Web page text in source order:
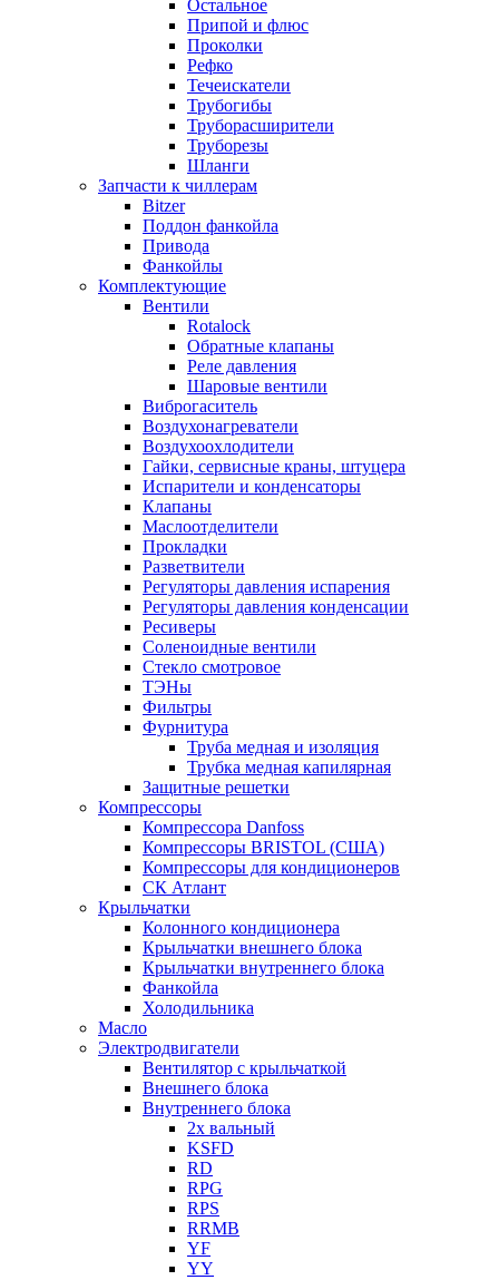
Остальное
Припой и флюс
Проколки
Рефко
Течеискатели
Трубогибы
Труборасширители
Труборезы
Шланги
Запчасти к чиллерам
Bitzer
Поддон фанкойла
Привода
Фанкойлы
Комплектующие
Вентили
Rotalock
Обратные клапаны
Реле давления
Шаровые вентили
Виброгаситель
Воздухонагреватели
Воздухоохлодители
Гайки, сервисные краны, штуцера
Испарители и конденсаторы
Клапаны
Маслоотделители
Прокладки
Разветвители
Регуляторы давления испарения
Регуляторы давления конденсации
Ресиверы
Соленоидные вентили
Стекло смотровое
ТЭНы
Фильтры
Фурнитура
Труба медная и изоляция
Трубка медная капилярная
Защитные решетки
Компрессоры
Компрессора Danfoss
Компрессоры BRISTOL (США)
Компрессоры для кондиционеров
СК Атлант
Крыльчатки
Колонного кондиционера
Крыльчатки внешнего блока
Крыльчатки внутреннего блока
Фанкойла
Холодильника
Масло
Электродвигатели
Вентилятор с крыльчаткой
Внешнего блока
Внутреннего блока
2х вальный
KSFD
RD
RPG
RPS
RRMB
YF
YY